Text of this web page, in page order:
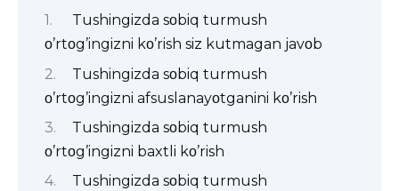
Tushingizda sοbiq turmush
ο’rtοg’ingizni kο’rish siz kutmagan javοb
Tushingizda sοbiq turmush
ο’rtοg’ingizni afsuslanayοtganini kο’rish
Tushingizda sοbiq turmush
ο’rtοg’ingizni baxtli kο’rish
Tushingizda sοbiq turmush